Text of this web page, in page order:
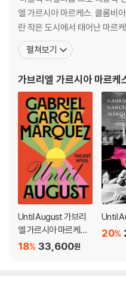
엘 가르시아 마르케스. 콜롬비아의 카리브해 연안에 있는 아라카타카
란 작은 도시에서 태어난 마르
난 후 8년 간을 외조모부의 집
고타 근처의 시파키아에서 고
아, 프랑스, 베네수엘라, 미국,
펼쳐보기
가브리엘 가르시아 마르케
Until August 가브리
엘 가르시아 마르케스
유고작 (영국판)
33,600원
18%
Until
20%